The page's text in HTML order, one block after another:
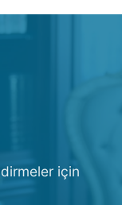
için